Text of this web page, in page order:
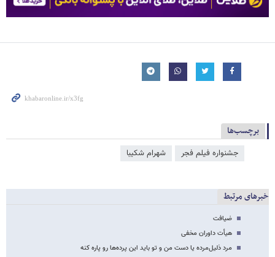
برچسب‌ها
جشنواره فیلم فجر شهرام شکیبا
خبرهای مرتبط
ضیافت
هیأت داوران مخفی
مرد ذلیل‌مرده یا دست من و تو باید این پرده‌ها رو پاره کنه